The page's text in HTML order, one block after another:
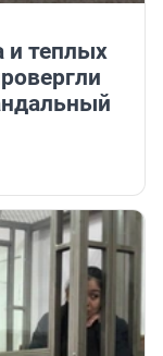
и теплых